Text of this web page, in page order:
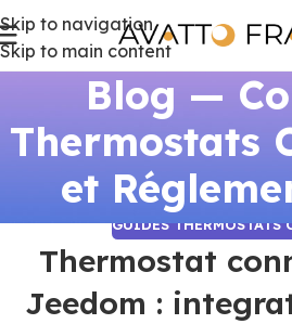
Skip to navigation
Skip to main content
Blog —
Thermostats
et
GUIDES THERMOSTATS
Thermostat
Jeedom :